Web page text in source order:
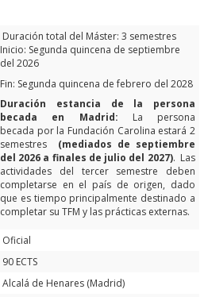
Duración total del Máster: 3 semestres
Inicio: Segunda quincena de septiembre
del 2026
Fin: Segunda quincena de febrero del 2028
Duración estancia de la persona
becada en Madrid: La persona
becada por la Fundación Carolina estará 2
semestres (mediados de septiembre
del 2026 a finales de julio del 2027). Las
actividades del tercer semestre deben
completarse en el país de origen, dado
que es tiempo principalmente destinado a
completar su TFM y las prácticas externas.
Oficial
90 ECTS
Alcalá de Henares (Madrid)